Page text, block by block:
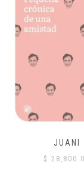
JUANI
$